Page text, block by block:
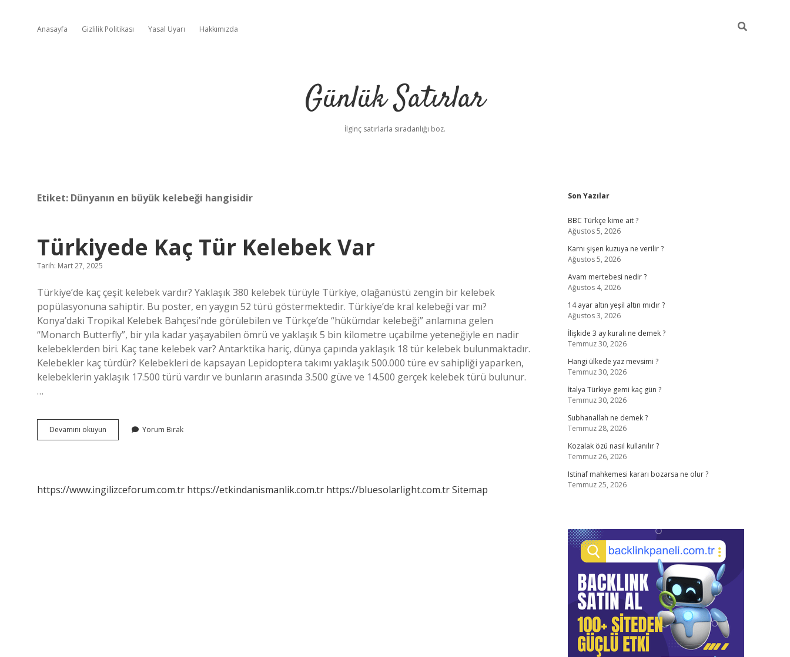
Anasayfa Gizlilik Politikası Yasal Uyarı Hakkımızda
Günlük Satırlar
İlginç satırlarla sıradanlığı boz.
Etiket: Dünyanın en büyük kelebeği hangisidir
Türkiyede Kaç Tür Kelebek Var
Tarih: Mart 27, 2025
Türkiye’de kaç çeşit kelebek vardır? Yaklaşık 380 kelebek türüyle Türkiye, olağanüstü zengin bir kelebek
popülasyonuna sahiptir. Bu poster, en yaygın 52 türü göstermektedir. Türkiye’de kral kelebeği var mı?
Konya’daki Tropikal Kelebek Bahçesi’nde görülebilen ve Türkçe’de “hükümdar kelebeği” anlamına gelen
“Monarch Butterfly”, bir yıla kadar yaşayabilen ömrü ve yaklaşık 5 bin kilometre uçabilme yeteneğiyle en nadir
kelebeklerden biri. Kaç tane kelebek var? Antarktika hariç, dünya çapında yaklaşık 18 tür kelebek bulunmaktadır.
Kelebekler kaç türdür? Kelebekleri de kapsayan Lepidoptera takımı yaklaşık 500.000 türe ev sahipliği yaparken,
kelebeklerin yaklaşık 17.500 türü vardır ve bunların arasında 3.500 güve ve 14.500 gerçek kelebek türü bulunur.
…
Devamını okuyun Türkiyede
Kaç
Yorum Bırak
https://www.ingilizceforum.com.tr https://etkindanismanlik.com.tr https://bluesolarlight.com.trSitemap
Sidebar
Son Yazılar
BBC Türkçe kime ait ?
Ağustos 5, 2026
Karnı şişen kuzuya ne verilir ?
Ağustos 5, 2026
Avam mertebesi nedir ?
Ağustos 4, 2026
14 ayar altın yeşil altın mıdır ?
Ağustos 3, 2026
İlişkide 3 ay kuralı ne demek ?
Temmuz 30, 2026
Hangi ülkede yaz mevsimi ?
Temmuz 30, 2026
İtalya Türkiye gemi kaç gün ?
Temmuz 30, 2026
Subhanallah ne demek ?
Temmuz 28, 2026
Kozalak özü nasıl kullanılır ?
Temmuz 26, 2026
Istinaf mahkemesi kararı bozarsa ne olur ?
Temmuz 25, 2026